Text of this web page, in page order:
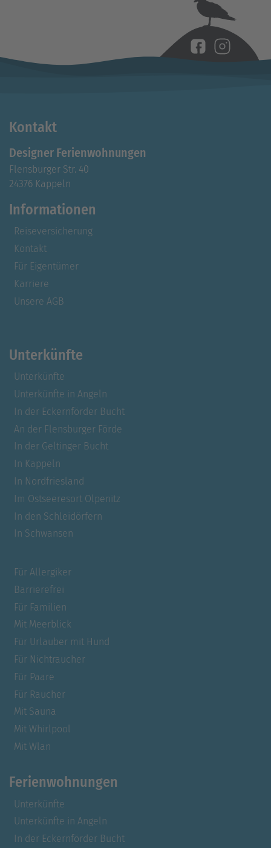
Kontakt
Designer Ferienwohnungen
Flensburger Str. 40
24376 Kappeln
Informationen
Reiseversicherung
Kontakt
Für Eigentümer
Karriere
Unsere AGB
Unterkünfte
Unterkünfte
Unterkünfte in Angeln
In der Eckernförder Bucht
An der Flensburger Förde
In der Geltinger Bucht
In Kappeln
In Nordfriesland
Im Ostseeresort Olpenitz
In den Schleidörfern
In Schwansen
Für Allergiker
Barrierefrei
Für Familien
Mit Meerblick
Für Urlauber mit Hund
Für Nichtraucher
Für Paare
Für Raucher
Mit Sauna
Mit Whirlpool
Mit Wlan
Ferienwohnungen
Unterkünfte
Unterkünfte in Angeln
In der Eckernförder Bucht